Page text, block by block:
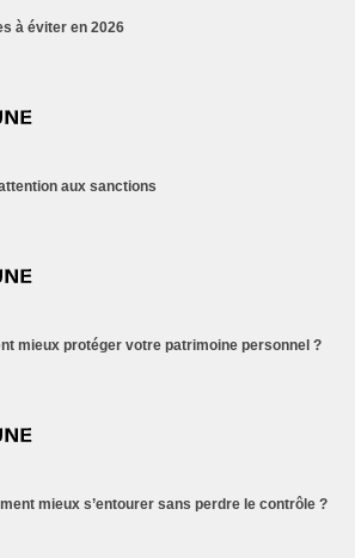
à éviter en 2026
aux sanctions
mieux protéger votre patrimoine personnel ?
mieux s’entourer sans perdre le contrôle ?